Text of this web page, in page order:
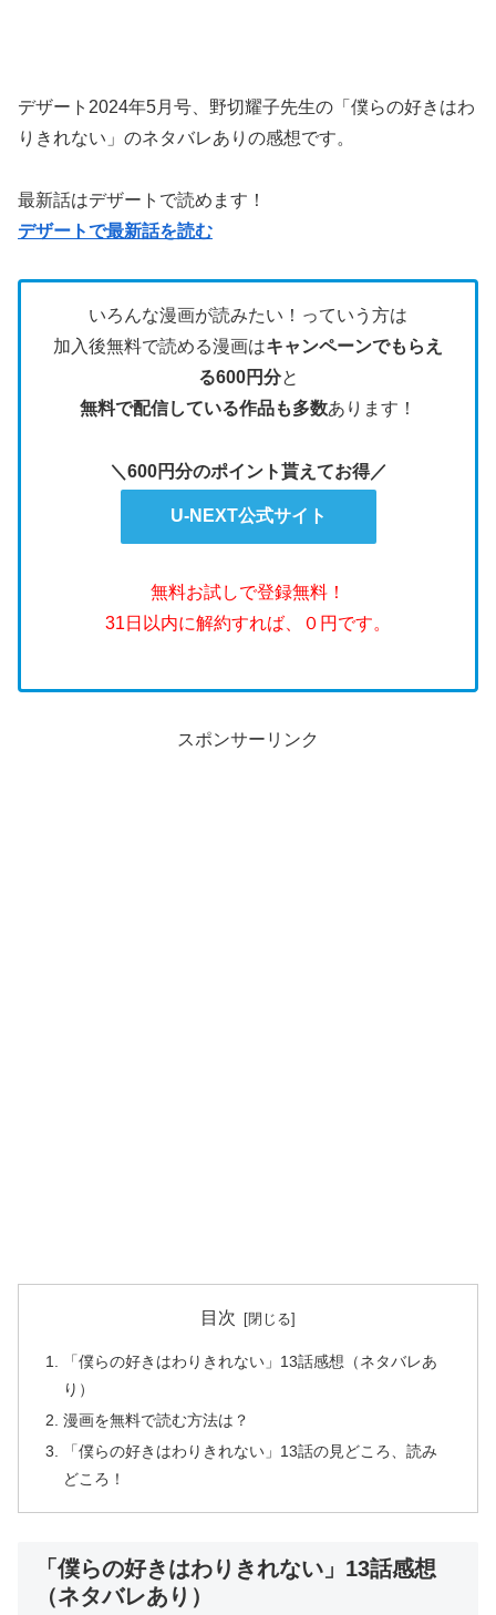
デザート2024年5月号、野切耀子先生の「僕らの好きはわ
りきれない」のネタバレありの感想です。
最新話はデザートで読めます！
デザートで最新話を読む
いろんな漫画が読みたい！っていう方は
加入後無料で読める漫画はキャンペーンでもらえ
る600円分と
無料で配信している作品も多数あります！
＼600円分のポイント貰えてお得／
U-NEXT公式サイト
無料お試しで登録無料！
31日以内に解約すれば、０円です。
スポンサーリンク
目次
「僕らの好きはわりきれない」13話感想（ネタバレあ
り）
漫画を無料で読む方法は？
「僕らの好きはわりきれない」13話の見どころ、読み
どころ！
「僕らの好きはわりきれない」13話感想
（ネタバレあり）